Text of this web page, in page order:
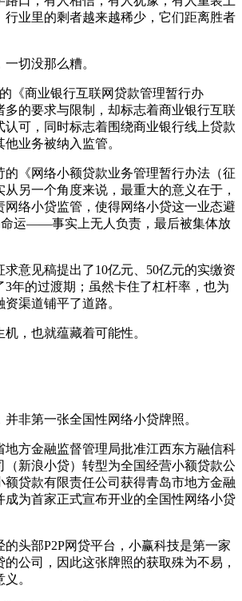
行业里的剩者越来越稀少，它们距离胜者
切没那么糟。
《商业银行互联网贷款管理暂行办
多的要求与限制，却标志着商业银行互联
认可，同时标志着围绕商业银行线上贷款
业务被纳入监管。
的《网络小额贷款业务管理暂行办法（征
另一个角度来说，最重大的意义在于，
网络小贷监管，使得网络小贷这一业态避
命运——事实上无人负责，最后被集体放
意见稿提出了10亿元、50亿元的实缴资
3年的过渡期；虽然卡住了杠杆率，也为
渠道铺平了道路。
，也就蕴藏着可能性。
非第一张全国性网络小贷牌照。
地方金融监督管理局批准江西东方融信科
（新浪小贷）转型为全国经营小额贷款公
额贷款有限责任公司获得青岛市地方金融
成为首家正式宣布开业的全国性网络小贷
头部P2P网贷平台，小赢科技是第一家
的公司，因此这张牌照的获取殊为不易，
。